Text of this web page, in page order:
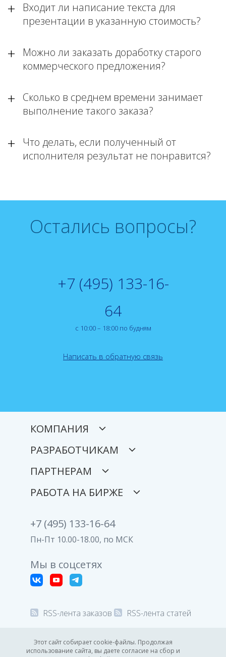
Входит ли написание текста для
презентации в указанную стоимость?
Можно ли заказать доработку старого
коммерческого предложения?
Сколько в среднем времени занимает
выполнение такого заказа?
Что делать, если полученный от
исполнителя результат не понравится?
Остались вопросы?
+7 (495) 133-16-
64
с 10:00 – 18:00 по будням
Написать в обратную связь
Этот сайт собирает cookie-файлы. Продолжая
использование сайта, вы даете согласие на сбор и
КОМПАНИЯ
РАЗРАБОТЧИКАМ
ПАРТНЕРАМ
РАБОТА НА БИРЖЕ
+7 (495) 133-16-64
Пн-Пт 10.00-18.00, по МСК
Мы в соцсетях
RSS-лента заказов RSS-лента статей
© 2008-2026 Все права защищены.